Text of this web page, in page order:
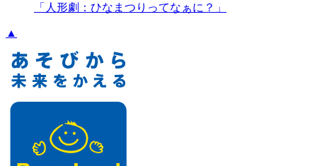
「人形劇：ひなまつりってなぁに？」
▲